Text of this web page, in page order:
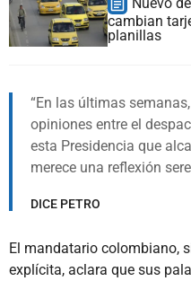
cambian
planillas
En las últimas
opiniones entre el
esta Presidencia que
merece una reflexión
DICE PETRO
El mandatario colombiano,
explícita, aclara que sus